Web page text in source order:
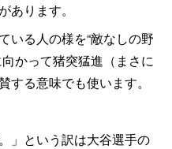
あります。
いる人の様を“敵なしの野
かって猪突猛進（まさに
する意味でも使います。
」という訳は大谷選手の